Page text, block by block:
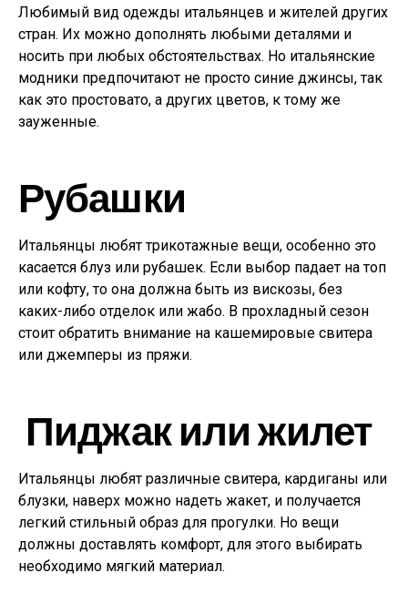
Любимый вид одежды итальянцев и жителей других
стран. Их можно дополнять любыми деталями и
носить при любых обстоятельствах. Но итальянские
модники предпочитают не просто синие джинсы, так
как это простовато, а других цветов, к тому же
зауженные.
Рубашки
Итальянцы любят трикотажные вещи, особенно это
касается блуз или рубашек. Если выбор падает на топ
или кофту, то она должна быть из вискозы, без
каких-либо отделок или жабо. В прохладный сезон
стоит обратить внимание на кашемировые свитера
или джемперы из пряжи.
Пиджак или жилет
Итальянцы любят различные свитера, кардиганы или
блузки, наверх можно надеть жакет, и получается
легкий стильный образ для прогулки. Но вещи
должны доставлять комфорт, для этого выбирать
необходимо мягкий материал.